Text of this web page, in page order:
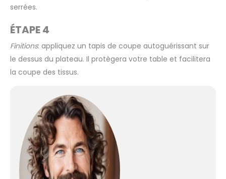
serrées.
ÉTAPE 4
Finitions: appliquez un tapis de coupe autoguérissant sur
le dessus du plateau. Il protègera votre table et facilitera
la coupe des tissus.